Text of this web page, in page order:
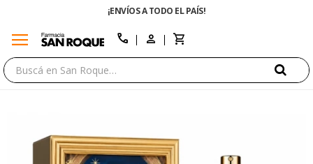
¡ENVÍOS A TODO EL PAÍS!
menu call
close